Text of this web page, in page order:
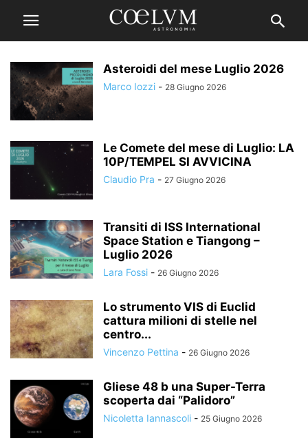
Asteroidi del mese Luglio 2026
Marco Iozzi - 28 Giugno 2026
Le Comete del mese di Luglio: LA
10P/TEMPEL SI AVVICINA
Claudio Pra - 27 Giugno 2026
Transiti di ISS International
Space Station e Tiangong –
Luglio 2026
Lara Fossi - 26 Giugno 2026
Lo strumento VIS di Euclid
cattura milioni di stelle nel
centro...
Vincenzo Pettina - 26 Giugno 2026
Gliese 48 b una Super-Terra
scoperta dai “Palidoro”
Nicoletta Iannascoli - 25 Giugno 2026